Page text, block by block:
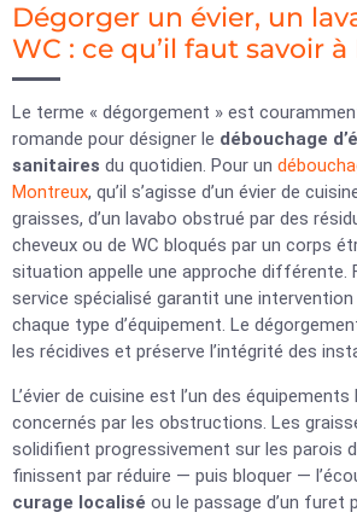
Dégorger un évier, un
WC : ce qu’il faut savoir
Le terme « dégorgement » est
romande pour désigner le débouchage
sanitaires du quotidien. Pour un
Montreux, qu’il s’agisse d’un évier de
graisses, d’un lavabo obstrué par des
cheveux ou de WC bloqués par un corps
situation appelle une approche différente.
service spécialisé garantit une
chaque type d’équipement. Le
les récidives et préserve l’intégrité des
L’évier de cuisine est l’un des
concernés par les obstructions. Les
solidifient progressivement sur les parois
finissent par réduire — puis bloquer —
curage localisé ou le passage d’un furet